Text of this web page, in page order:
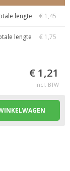
lengte € 1,45
lengte € 1,75
€ 1,21
incl. BTW